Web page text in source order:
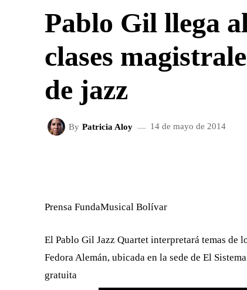
Pablo Gil llega
clases
de jazz
By Patricia Aloy 14 de mayo de 2014
Prensa FundaMusical Bolívar
El Pablo Gil Jazz Quartet interpretará temas de
Fedora Alemán, ubicada en la sede de El
gratuita